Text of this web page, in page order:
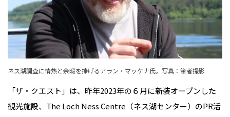
ネス湖調査に情熱と余暇を捧げるアラン・マッケナ氏。写真：筆者撮影
「ザ・クエスト」は、昨年2023年の６月に新装オープンした
観光施設、The Loch Ness Centre（ネス湖センター）のPR活